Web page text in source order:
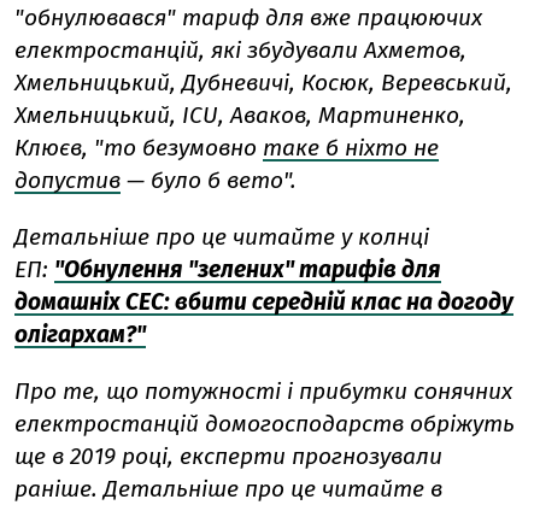
"обнулювався" тариф для вже працюючих
електростанцій, які збудували Ахметов,
Хмельницький, Дубневичі, Косюк, Веревський,
Хмельницький, ICU, Аваков, Мартиненко,
Клюєв, "то безумовно таке б ніхто не
допустив — було б вето".
Детальніше про це читайте у колнці
ЕП: "Обнулення "зелених" тарифів для
домашніх СЕС: вбити середній клас на догоду
олігархам?"
Про те, що потужності і прибутки сонячних
електростанцій домогосподарств обріжуть
ще в 2019 році, експерти прогнозували
раніше. Детальніше про це читайте в